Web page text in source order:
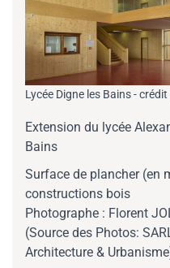
Lycée Digne les Bains -
Extension du lycée
Bains
Surface de plancher (en
constructions bois
Photographe : Florent
(Source des Photos:
Architecture &